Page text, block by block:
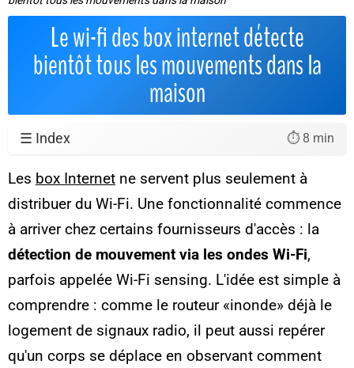
Le wi-fi des box internet détecte
bientôt tous les mouvements dans la
maison
☰ Index ⏱️ 8 min
Les box Internet ne servent plus seulement à
distribuer du Wi-Fi. Une fonctionnalité commence
à arriver chez certains fournisseurs d'accès : la
détection de mouvement via les ondes Wi-Fi,
parfois appelée Wi-Fi sensing. L'idée est simple à
comprendre : comme le routeur «inonde» déjà le
logement de signaux radio, il peut aussi repérer
qu'un corps se déplace en observant comment